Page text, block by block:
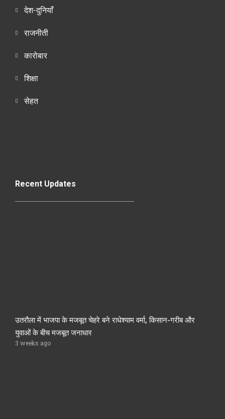
देश-दुनियाँ
राजनीती
कारोबार
शिक्षा
सेहत
Recent Updates
उतरौला में भाजपा के मजबूत चेहरे बने राधेश्याम वर्मा, किसान-गरीब और
युवाओं के बीच मजबूत जनाधार
3 weeks ago